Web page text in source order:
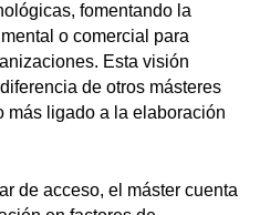
fomentando la
o comercial para
Esta visión
de otros másteres
más ligado a la elaboración
de acceso, el máster cuenta